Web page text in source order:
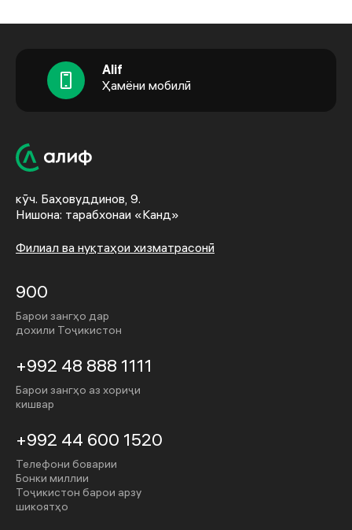
Alif
Ҳамёни мобилӣ
кӯч. Баҳовуддинов, 9.
Нишона: тарабхонаи «Канд»
Филиал ва нуқтаҳои хизматрасонӣ
900
Барои зангҳо дар
дохили Тоҷикистон
+992 48 888 1111
Барои зангҳо аз хориҷи
кишвар
+992 44 600 1520
Телефони боварии
Бонки миллии
Тоҷикистон барои арзу
шикоятҳо